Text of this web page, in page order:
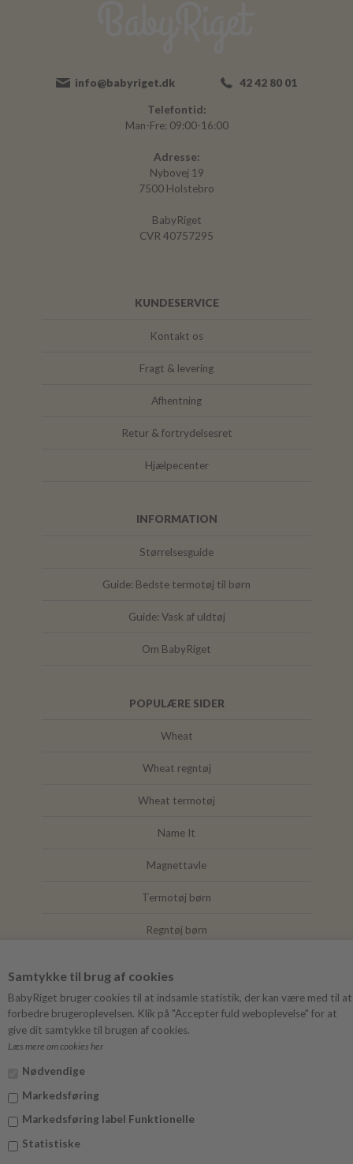
Samtykke til brug af cookies
BabyRiget bruger cookies til at indsamle statistik, der kan være med til at
forbedre brugeroplevelsen. Klik på "Accepter fuld weboplevelse" for at
give dit samtykke til brugen af cookies.
Læs mere om cookies her
Nødvendige
Markedsføring
Markedsføring label Funktionelle
Statistiske
info@babyriget.dk 42 42 80 01
Telefontid:
Man-Fre: 09:00-16:00
Adresse:
Nybovej 19
7500 Holstebro
BabyRiget
CVR 40757295
KUNDESERVICE
Kontakt os
Fragt & levering
Afhentning
Retur & fortrydelsesret
Hjælpecenter
INFORMATION
Størrelsesguide
Guide: Bedste termotøj til børn
Guide: Vask af uldtøj
Om BabyRiget
POPULÆRE SIDER
Wheat
Wheat regntøj
Wheat termotøj
Name It
Magnettavle
Termotøj børn
Regntøj børn
Mushie
Facebook